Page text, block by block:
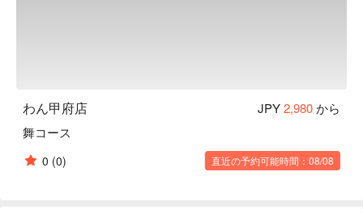
わん甲府店 JPY2,980から
舞コース
0 (0) 直近の予約可能時間：08/08